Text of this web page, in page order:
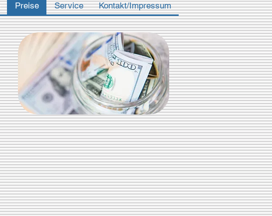
Preise Service Kontakt/Impressum